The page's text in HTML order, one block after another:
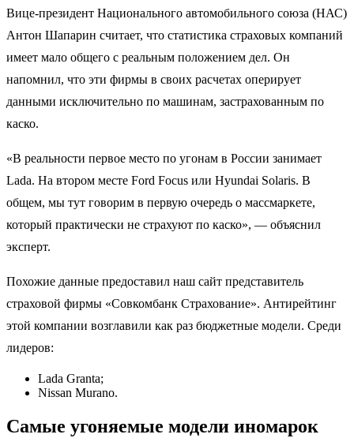
Вице-президент Национального автомобильного союза (НАС)
Антон Шапарин считает, что статистика страховых компаний
имеет мало общего с реальным положением дел. Он
напомнил, что эти фирмы в своих расчетах оперирует
данными исключительно по машинам, застрахованным по
каско.
«В реальности первое место по угонам в России занимает
Lada. На втором месте Ford Focus или Hyundai Solaris. В
общем, мы тут говорим в первую очередь о массмаркете,
который практически не страхуют по каско», — объяснил
эксперт.
Похожие данные предоставил наш сайт представитель
страховой фирмы «Совкомбанк Страхование». Антирейтинг
этой компании возглавили как раз бюджетные модели. Среди
лидеров:
Lada Granta;
Nissan Murano.
Самые угоняемые модели иномарок